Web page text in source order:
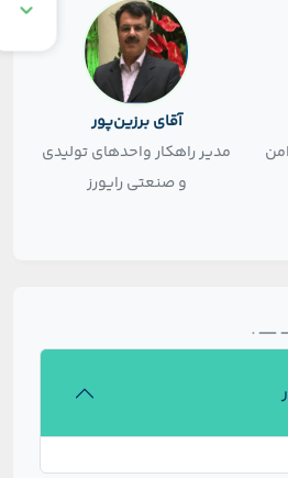
آقای برزین‌پور
مدیر راهکار واحدهای تولیدی
و صنعتی رایورز